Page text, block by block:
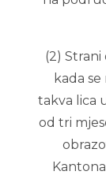
(2)
kada
takva lica
od tri